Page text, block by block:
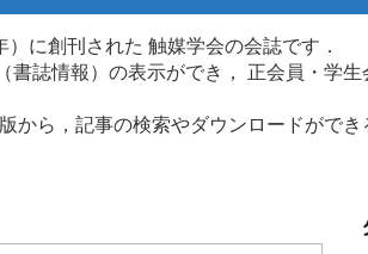
に創刊された 触媒学会の会誌です．
誌情報）の表示ができ， 正会員・学
から，記事の検索やダウンロードができ